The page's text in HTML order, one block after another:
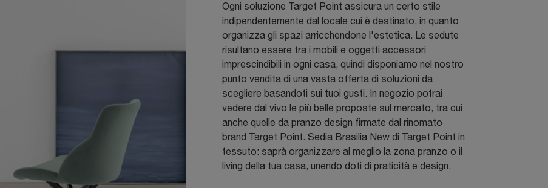
Ogni soluzione Target Point assicura un certo stile
indipendentemente dal locale cui è destinato, in quanto
organizza gli spazi arricchendone l'estetica. Le sedute
risultano essere tra i mobili e oggetti accessori
imprescindibili in ogni casa, quindi disponiamo nel nostro
punto vendita di una vasta offerta di soluzioni da
scegliere basandoti sui tuoi gusti. In negozio potrai
vedere dal vivo le più belle proposte sul mercato, tra cui
anche quelle da pranzo design firmate dal rinomato
brand Target Point. Sedia Brasilia New di Target Point in
tessuto: saprà organizzare al meglio la zona pranzo o il
living della tua casa, unendo doti di praticità e design.